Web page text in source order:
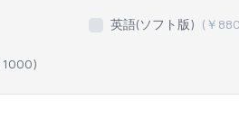
英語(ソフト版) (￥ 880
1000)